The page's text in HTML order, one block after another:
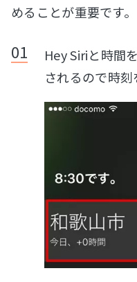
めることが重要です。
Hey Siriと時間
されるので時